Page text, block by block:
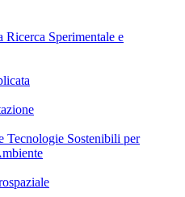
Ricerca Sperimentale e
Tecnologie Sostenibili per